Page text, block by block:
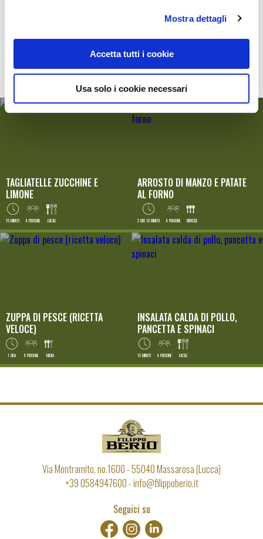
Mostra dettagli
Accetta tutti i cookie
Usa solo i cookie necessari
COMPLETA IL MENU
TAGLIATELLE ZUCCHINE E
LIMONE
15 MINUTI 4 PERSONE FACILE
ARROSTO DI MANZO E PATATE
AL FORNO
2 ORE 10 MINUTI 4 PERSONE DIFFICILE
ZUPPA DI PESCE (RICETTA
VELOCE)
1 ORA 4 PERSONE MEDIA
INSALATA CALDA DI POLLO,
PANCETTA E SPINACI
15 MINUTI 4 PERSONE FACILE
Via Montramito, no.1600-55040Massarosa (Lucca)
+39 0584947600 info@filippoberio.it
Seguici su